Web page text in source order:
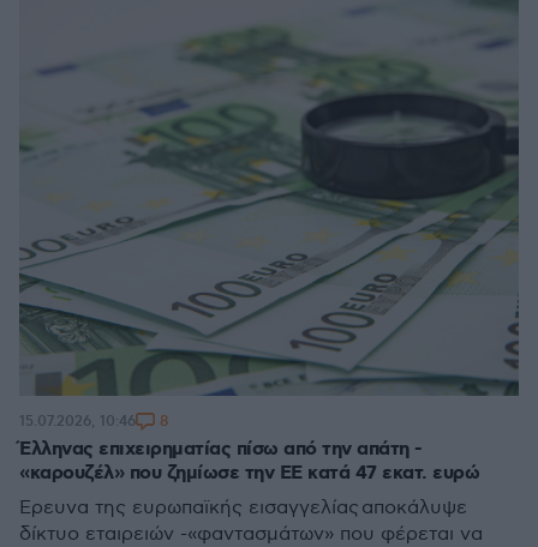
Έλληνας επιχειρηματίας πίσω από την απάτη -
«καρουζέλ» που ζημίωσε την ΕΕ κατά 47 εκατ. ευρώ
Έρευνα της ευρωπαϊκής εισαγγελίας αποκάλυψε
δίκτυο εταιρειών -«φαντασμάτων» που φέρεται να
15.07.2026, 10:46 8